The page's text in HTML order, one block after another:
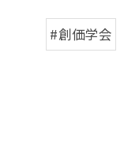
#創価学会